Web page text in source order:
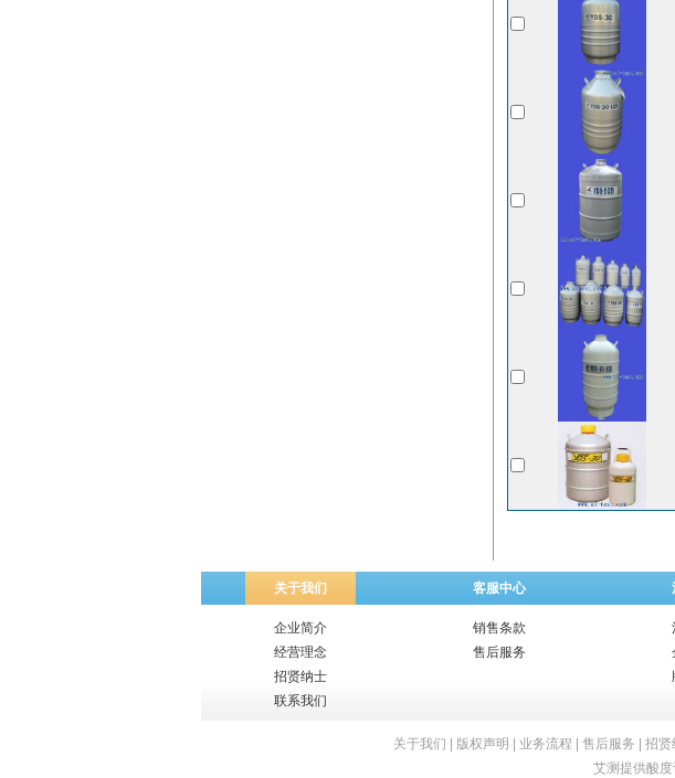
关于我们 客服中心
企业简介
经营理念
招贤纳士
联系我们
销售条款
售后服务
关于我们 版权声明 业务流程 售后服务 招贤
艾测提供酸